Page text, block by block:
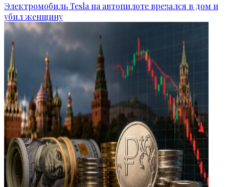
Электромобиль Tesla на автопилоте врезался в дом и
убил женщину